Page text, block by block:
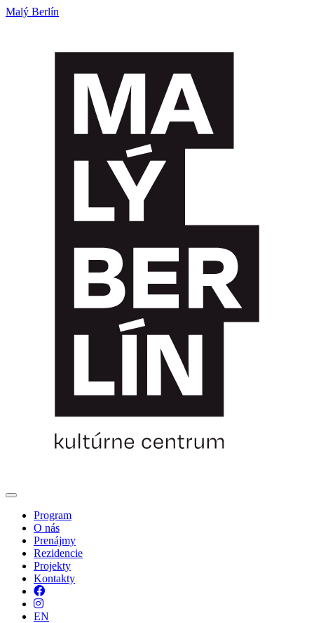
Malý Berlín
Program
O nás
Prenájmy
Rezidencie
Projekty
Kontakty
Facebook
Instagram
EN